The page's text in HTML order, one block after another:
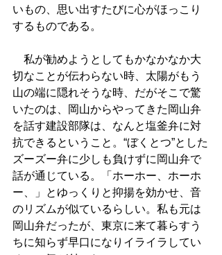
いもの、思い出すたびに心がほっこり
するものである。
私が勧めようとしてもかなかなか大
切なことが伝わらない時、太陽がもう
山の端に隠れそうな時、だがそこで驚
いたのは、岡山からやってきた岡山弁
を話す建設部隊は、なんと塩釜弁に対
抗できるということ。“ぼくとつ”とした
ズーズー弁に少しも負けずに岡山弁で
話が通じている。「ホーホー、ホーホ
ー、」とゆっくりと抑揚を効かせ、音
のリズムが似ているらしい。私も元は
岡山弁だったが、東京に来て暮らすう
ちに知らず早口になりイライラしてい